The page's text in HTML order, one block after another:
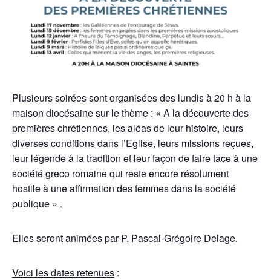
Plusieurs soirées sont organisées des lundis à 20 h à la
maison diocésaine sur le thème : « A la découverte des
premières chrétiennes, les aléas de leur histoire, leurs
diverses conditions dans l’Eglise, leurs missions reçues,
leur légende à la tradition et leur façon de faire face à une
société greco romaine qui reste encore résolument
hostile à une affirmation des femmes dans la société
publique » .
Elles seront animées par P. Pascal-Grégoire Delage.
Voici les dates retenues :